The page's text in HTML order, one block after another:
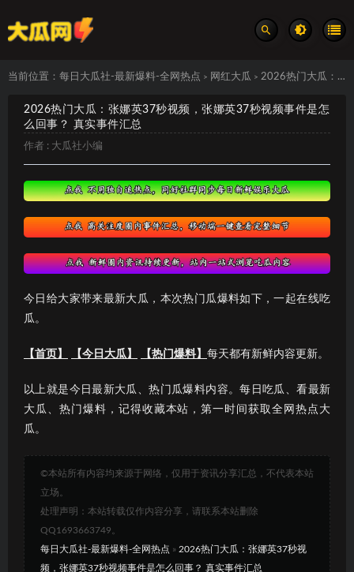
当前位置： 每日大瓜社-最新爆料-全网热点 > 网红大瓜 > 2026热门大瓜：张娜英37秒视频，张娜英37秒视频事件是怎么回事？ 真实事件汇总
2026热门大瓜：张娜英37秒视频，张娜英37秒视频事件是怎
么回事？ 真实事件汇总
作者 : 大瓜社小编
今日给大家带来最新大瓜，本次热门瓜爆料如下，一起在线吃
瓜。
【首页】 【今日大瓜】 【热门爆料】 每天都有新鲜内容更新。
以上就是今日最新大瓜、热门瓜爆料内容。每日吃瓜、看最新
大瓜、热门爆料，记得收藏本站，第一时间获取全网热点大
瓜。
©本站所有内容均来源于网络，仅用于资讯分享汇总，不代表本站
立场。
处理声明：本站转载仅作内容分享，请联系本站删除
QQ1693663749。
每日大瓜社-最新爆料-全网热点 » 2026热门大瓜：张娜英37秒视
频，张娜英37秒视频事件是怎么回事？ 真实事件汇总